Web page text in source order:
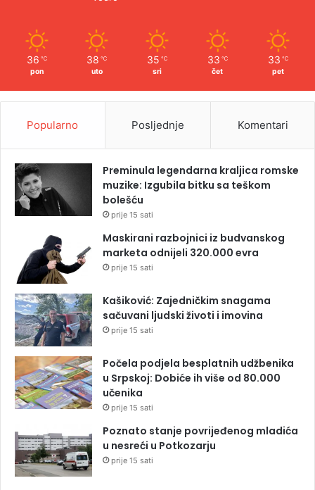
36 ℃
pon
38 ℃
uto
35 ℃
sri
33 ℃
čet
33 ℃
pet
Popularno Posljednje Komentari
Preminula legendarna kraljica romske
muzike: Izgubila bitku sa teškom
bolešću
prije 15 sati
Maskirani razbojnici iz budvanskog
marketa odnijeli 320.000 evra
prije 15 sati
Kašiković: Zajedničkim snagama
sačuvani ljudski životi i imovina
prije 15 sati
Počela podjela besplatnih udžbenika
u Srpskoj: Dobiće ih više od 80.000
učenika
prije 15 sati
Poznato stanje povrijeđenog mladića
u nesreći u Potkozarju
prije 15 sati